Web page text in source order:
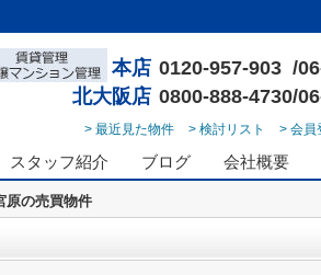
本店 0120-957-903 /
北大阪店 0800-888-4730/
> 最近見た物件 > 検討リスト > 会員
スタッフ紹介 ブログ 会社概要
原の売買物件